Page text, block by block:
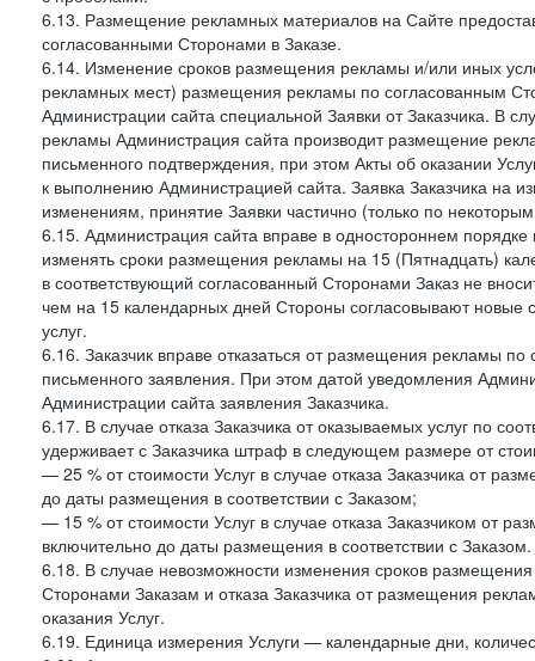
6.13. Размещение рекламных материалов на Сайте
согласованными Сторонами в Заказе.
6.14. Изменение сроков размещения рекламы и/или иных
рекламных мест) размещения рекламы по согласованным
Администрации сайта специальной Заявки от Заказчика. В
рекламы Администрация сайта производит размещение
письменного подтверждения, при этом Акты об оказании
к выполнению Администрацией сайта. Заявка Заказчика на
изменениям, принятие Заявки частично (только по
6.15. Администрация сайта вправе в одностороннем
изменять сроки размещения рекламы на 15 (Пятнадцать)
в соответствующий согласованный Сторонами Заказ не
чем на 15 календарных дней Стороны согласовывают новые
услуг.
6.16. Заказчик вправе отказаться от размещения рекламы
письменного заявления. При этом датой уведомления
Администрации сайта заявления Заказчика.
6.17. В случае отказа Заказчика от оказываемых услуг по
удерживает с Заказчика штраф в следующем размере от
— 25 % от стоимости Услуг в случае отказа Заказчика от
до даты размещения в соответствии с Заказом;
— 15 % от стоимости Услуг в случае отказа Заказчиком от
включительно до даты размещения в соответствии с Заказом.
6.18. В случае невозможности изменения сроков
Сторонами Заказам и отказа Заказчика от размещения
оказания Услуг.
6.19. Единица измерения Услуги — календарные дни,